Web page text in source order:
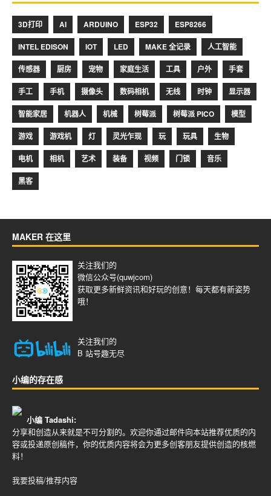
3D打印 AI ARDUINO ESP32 ESP8266
INTEL EDISON IOT LED MAKE 全记录 人工智能
传感器 厨房 宠物 家庭生活 工具 户外 手套
手工 手机 摄像头 数码相机 无线 时钟 显示器
智能家居 机器人 机械 树莓派 树莓派 PICO 模型
游戏 游戏机 灯 灵光乍现 玩 玩具 生物
电机 相机 艺术 装备 视频 门锁 音乐
黑客
MAKER 在这里
关注我们的
微信公众号(quwjcom)
获取更多新鲜资讯和好玩的创意！每天都有新姿势
哦！
关注我们的
B 站号趣无尽
小编的存在感
小编 Tadashi:
分享和创造从来就是不可分割的。欢迎你通过邮件向本站推荐优质的内
容或投递原创稿件，你的优质内容将会为更多创客朋友提供创造的核燃
料！
我要投稿/推荐内容